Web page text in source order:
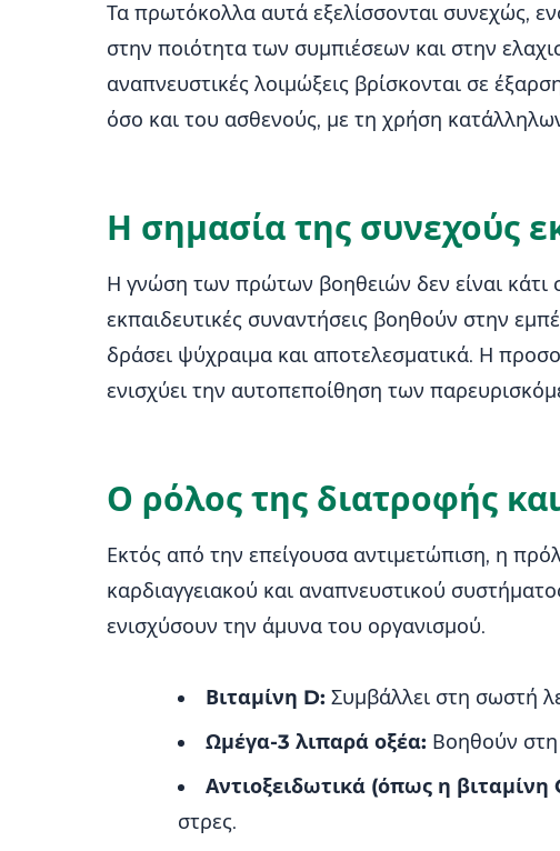
Τα πρωτόκολλα αυτά εξελίσσονται συνεχώς,
στην ποιότητα των συμπιέσεων και στην
αναπνευστικές λοιμώξεις βρίσκονται σε
όσο και του ασθενούς, με τη χρήση
Η σημασία της συνεχούς
Η γνώση των πρώτων βοηθειών δεν είναι κάτι
εκπαιδευτικές συναντήσεις βοηθούν στην
δράσει ψύχραιμα και αποτελεσματικά. Η
ενισχύει την αυτοπεποίθηση των
Ο ρόλος της διατροφής
Εκτός από την επείγουσα αντιμετώπιση, η
καρδιαγγειακού και αναπνευστικού
ενισχύσουν την άμυνα του οργανισμού.
Βιταμίνη D: Συμβάλλει στη σωστή
Ωμέγα-3 λιπαρά οξέα: Βοηθούν στη
Αντιοξειδωτικά (όπως η βιταμίνη
στρες.